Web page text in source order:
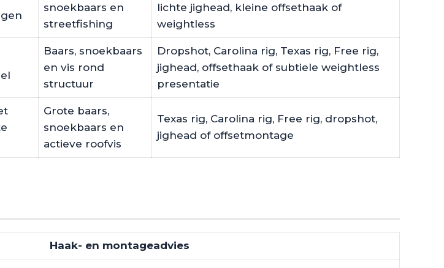
snoekbaars en
streetfishing
lichte jighead, kleine offsethaak of
weightless
Baars, snoekbaars
en vis rond
structuur
Dropshot, Carolina rig, Texas rig, Free rig,
jighead, offsethaak of subtiele weightless
presentatie
Grote baars,
snoekbaars en
actieve roofvis
Texas rig, Carolina rig, Free rig, dropshot,
jighead of offsetmontage
Haak- en montageadvies